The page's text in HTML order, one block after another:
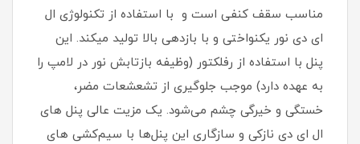
مناسب سقف کنفی است و با استفاده از تکنولوژی ال‌
ای دی نور یکنواختی و با بازدهی بالا تولید میکند. این
پنل‌ با استفاده از رفلکتور (وظیفه بازتابش نور در لامپ را
به عهده دارد) موجب جلوگیری از تشعشعات مضر،
خستگی و خیرگی چشم می‌شود. یک مزیت عالی پنل‌ های
ال‌ ای دی نازکی و سازگاری این پنل‌ها با سیم‌کشی‌ های